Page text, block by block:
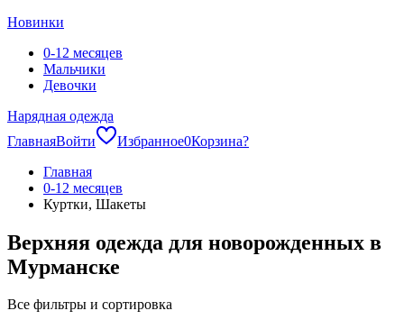
Новинки
0-12 месяцев
Мальчики
Девочки
Нарядная одежда
ГлавнаяВойти Избранное0Корзина?
Главная
0-12 месяцев
Куртки, Шакеты
Верхняя одежда для новорожденных в
Мурманске
Все фильтры и сортировка